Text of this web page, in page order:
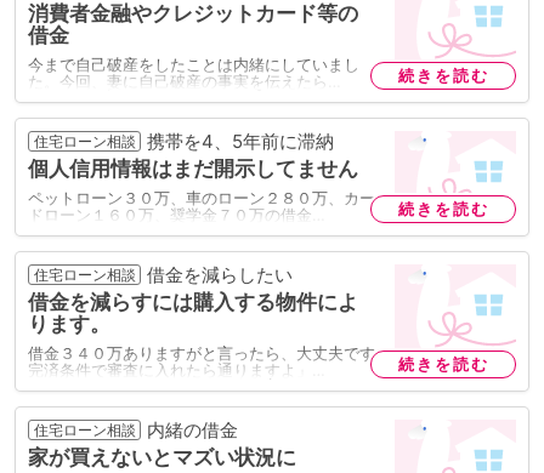
消費者金融やクレジットカード等の
借金
今まで自己破産をしたことは内緒にしていまし
た。今回、妻に自己破産の事実を伝えたら…
続きを読む
住宅ローン相談 携帯を4、5年前に滞納
個人信用情報はまだ開示してません
ペットローン３０万、車のローン２８０万、カー
ドローン１６０万、奨学金７０万の借金…
続きを読む
住宅ローン相談 借金を減らしたい
借金を減らすには購入する物件によ
ります。
借金３４０万ありますがと言ったら、大丈夫です
完済条件で審査に入れたら通りますよ」…
続きを読む
住宅ローン相談 内緒の借金
家が買えないとマズい状況に